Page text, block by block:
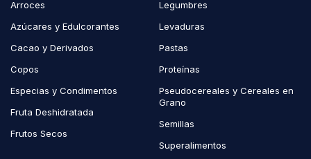
Arroces
Azúcares y Edulcorantes
Cacao y Derivados
Copos
Especias y Condimentos
Fruta Deshidratada
Frutos Secos
Legumbres
Levaduras
Pastas
Proteínas
Pseudocereales y Cereales en
Grano
Semillas
Superalimentos